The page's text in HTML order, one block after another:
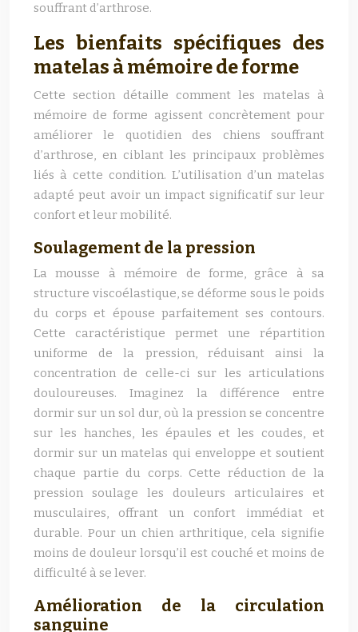
souffrant d’arthrose.
Les bienfaits spécifiques des
matelas à mémoire de forme
Cette section détaille comment les matelas à
mémoire de forme agissent concrètement pour
améliorer le quotidien des chiens souffrant
d’arthrose, en ciblant les principaux problèmes
liés à cette condition. L’utilisation d’un matelas
adapté peut avoir un impact significatif sur leur
confort et leur mobilité.
Soulagement de la pression
La mousse à mémoire de forme, grâce à sa
structure viscoélastique, se déforme sous le poids
du corps et épouse parfaitement ses contours.
Cette caractéristique permet une répartition
uniforme de la pression, réduisant ainsi la
concentration de celle-ci sur les articulations
douloureuses. Imaginez la différence entre
dormir sur un sol dur, où la pression se concentre
sur les hanches, les épaules et les coudes, et
dormir sur un matelas qui enveloppe et soutient
chaque partie du corps. Cette réduction de la
pression soulage les douleurs articulaires et
musculaires, offrant un confort immédiat et
durable. Pour un chien arthritique, cela signifie
moins de douleur lorsqu’il est couché et moins de
difficulté à se lever.
Amélioration de la circulation
sanguine